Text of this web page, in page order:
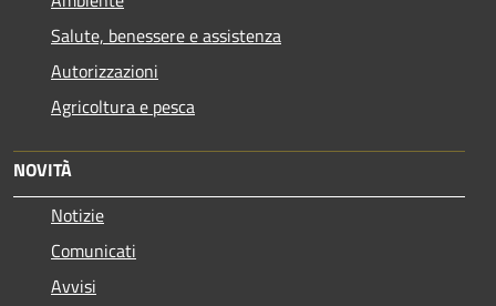
Salute, benessere e assistenza
Autorizzazioni
Agricoltura e pesca
NOVITÀ
Notizie
Comunicati
Avvisi